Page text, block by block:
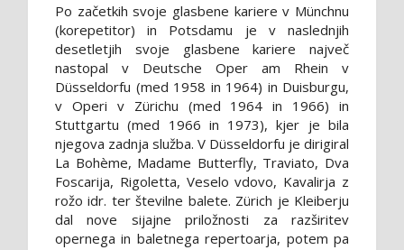
Po začetkih svoje glasbene kariere v Münchnu
(korepetitor) in Potsdamu je v naslednjih
desetletjih svoje glasbene kariere največ
nastopal v Deutsche Oper am Rhein v
Düsseldorfu (med 1958 in 1964) in Duisburgu,
v Operi v Zürichu (med 1964 in 1966) in
Stuttgartu (med 1966 in 1973), kjer je bila
njegova zadnja služba. V Düsseldorfu je dirigiral
La Bohème, Madame Butterfly, Traviato, Dva
Foscarija, Rigoletta, Veselo vdovo, Kavalirja z
rožo idr. ter številne balete. Zürich je Kleiberju
dal nove sijajne priložnosti za razširitev
opernega in baletnega repertoarja, potem pa